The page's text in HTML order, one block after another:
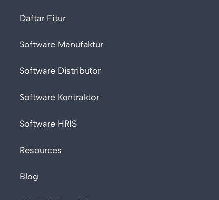
Daftar Fitur
Software Manufaktur
Software Distributor
Software Kontraktor
Software HRIS
Resources
Blog